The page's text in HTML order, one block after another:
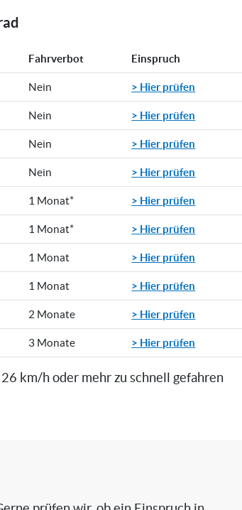
Fahrverbot Einspruch
Nein > Hier prüfen
Nein > Hier prüfen
Nein > Hier prüfen
Nein > Hier prüfen
1 Monat* > Hier prüfen
1 Monat* > Hier prüfen
1 Monat > Hier prüfen
1 Monat > Hier prüfen
2 Monate > Hier prüfen
3 Monate > Hier prüfen
km/h oder mehr zu schnell gefahren